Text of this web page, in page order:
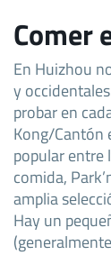
Comer
En Huizhou
y
probar en
Kong/Cantón
popular entre
comida,
amplia
Hay un